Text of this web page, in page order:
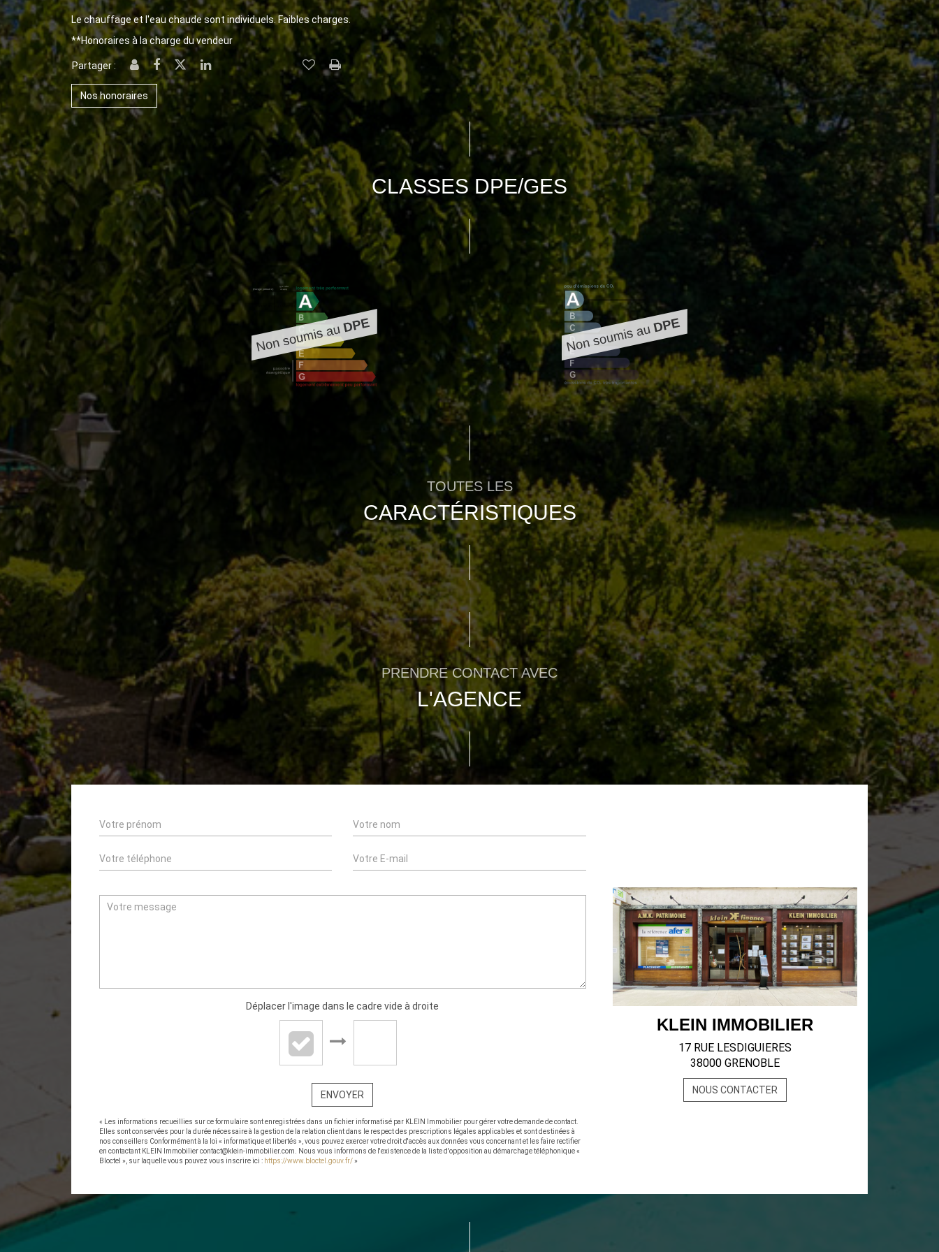
Le chauffage et l'eau chaude sont individuels. Faibles charges.
**Honoraires à la charge du vendeur
Partager :
Nos honoraires
CLASSES DPE/GES
TOUTES LES
CARACTÉRISTIQUES
PRENDRE CONTACT AVEC
L'AGENCE
KLEIN IMMOBILIER
17 RUE LESDIGUIERES
38000 GRENOBLE
NOUS CONTACTER
Déplacer l'image dans le cadre vide à droite
ENVOYER
« Les informations recueillies sur ce formulaire sont enregistrées dans un fichier informatisé par KLEIN Immobilier pour gérer votre demande de contact.
Elles sont conservées pour la durée nécessaire à la gestion de la relation client dans le respect des prescriptions légales applicables et sont destinées à
nos conseillers Conformément à la loi « informatique et libertés », vous pouvez exercer votre droit d'accès aux données vous concernant et les faire rectifier
en contactant KLEIN Immobilier contact@klein-immobilier.com. Nous vous informons de l'existence de la liste d'opposition au démarchage téléphonique «
Bloctel », sur laquelle vous pouvez vous inscrire ici : https://www.bloctel.gouv.fr/»